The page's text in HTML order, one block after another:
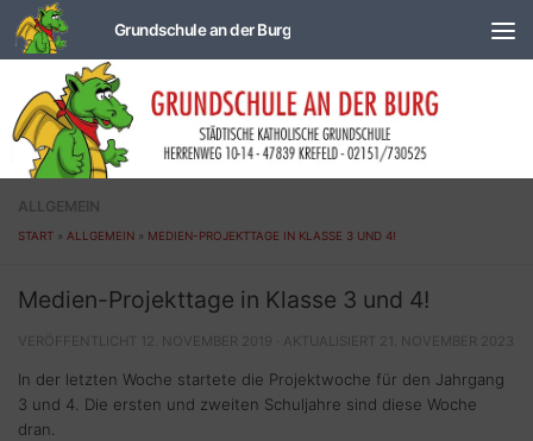
Zum Inhalt springen
ALLGEMEIN
START » ALLGEMEIN » MEDIEN-PROJEKTTAGE IN KLASSE 3 UND 4!
Medien-Projekttage in Klasse 3 und 4!
VERÖFFENTLICHT 12. NOVEMBER 2019 · AKTUALISIERT 21. NOVEMBER 2023
In der letzten Woche startete die Projektwoche für den Jahrgang
3 und 4. Die ersten und zweiten Schuljahre sind diese Woche
dran.